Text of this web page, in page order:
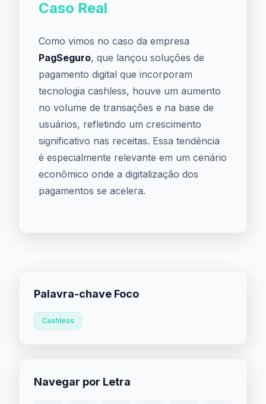
Caso Real
Como vimos no caso da empresa
PagSeguro, que lançou soluções de
pagamento digital que incorporam
tecnologia cashless, houve um aumento
no volume de transações e na base de
usuários, refletindo um crescimento
significativo nas receitas. Essa tendência
é especialmente relevante em um cenário
econômico onde a digitalização dos
pagamentos se acelera.
Palavra-chave Foco
Cashless
Navegar por Letra